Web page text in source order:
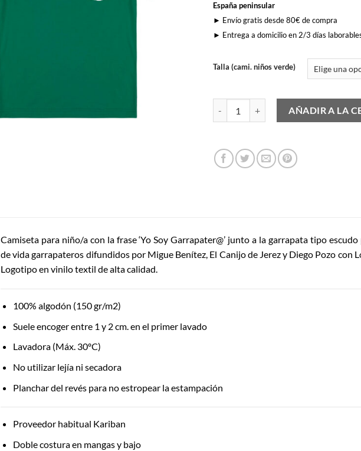
España peninsular
► Envío gratis desde 80€ de compra
► Entrega a domicilio en 2/3 días
Talla (cami. niños verde)
Yo Soy Garrapater@ (Niño/a) cantidad
AÑADIR A LA
Camiseta para niño/a con la frase ‘Yo Soy Garrapater@’ junto a la garrapata tipo
de vida garrapateros difundidos por Migue Benítez, El Canijo de Jerez y Diego Pozo con
Logotipo en vinilo textil de alta calidad.
100% algodón (150 gr/m2)
Suele encoger entre 1 y 2 cm. en el primer lavado
Lavadora (Máx. 30ºC)
No utilizar lejía ni secadora
Planchar del revés para no estropear la estampación
Proveedor habitual Kariban
Doble costura en mangas y bajo